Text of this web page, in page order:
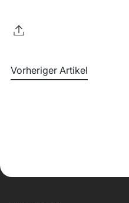
Vorheriger Artikel